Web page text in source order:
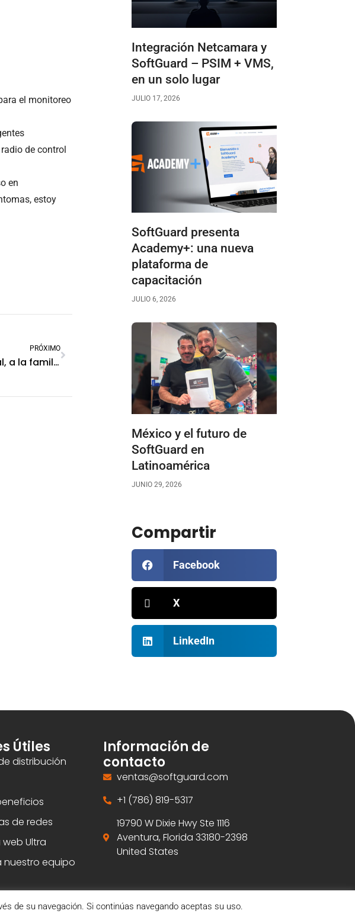
el monitoreo
de control
en
estoy
PRÓXIMO
Bienvenido ANTHEA de Portugal, a la familia de nuevos prestadores SoftGuard
Integración Netcamara y
SoftGuard – PSIM + VMS,
en un solo lugar
JULIO 17, 2026
SoftGuard presenta
Academy+: una nueva
plataforma de
capacitación
JULIO 6, 2026
México y el futuro de
SoftGuard en
Latinoamérica
JUNIO 29, 2026
Compartir
Facebook
X
LinkedIn
Útiles
distribución
de redes
Ultra
nuestro equipo
Información de
contacto
ventas@softguard.com
+1 (786) 819-5317
19790 W Dixie Hwy Ste 1116
Aventura, Florida 33180-2398
United States
de su navegación. Si continúas navegando aceptas su uso.